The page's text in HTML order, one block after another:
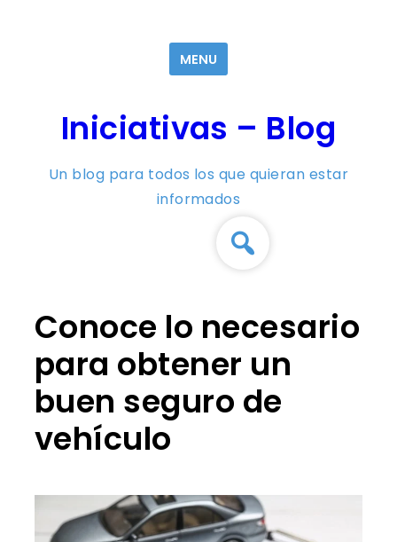
MENU
Iniciativas – Blog
Un blog para todos los que quieran estar
informados
Conoce lo necesario
para obtener un
buen seguro de
vehículo